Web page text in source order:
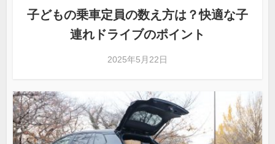
子どもの乗車定員の数え方は？快適な子
連れドライブのポイント
2025年5月22日